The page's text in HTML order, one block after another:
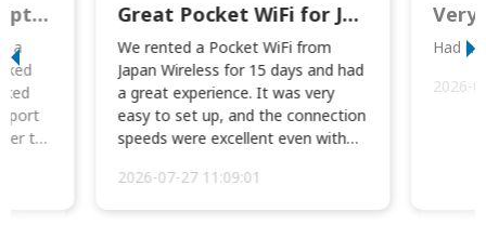
This was wonderful option to a family of four. Everything worked smoothly.
a
to
Great Pocket WiFi for Japan Travel
We rented a Pocket WiFi from
Japan Wireless for 15 days and had
a great experience. It was very
easy to set up, and the connection
speeds were excellent even with
2026-07-27 11:09:01
Very
Had
2026-